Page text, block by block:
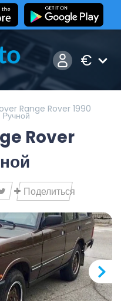
€
Range Rover 1990
Rover
Поделиться